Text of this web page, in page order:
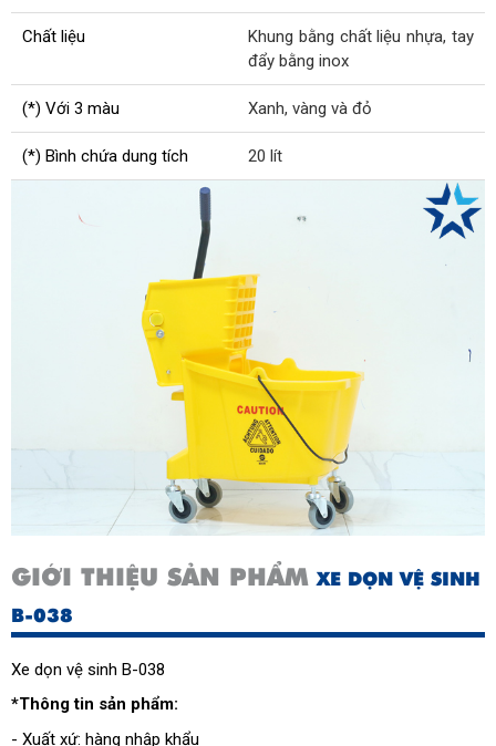
Chất liệu
Khung bằng chất liệu nhựa, tay
đẩy bằng inox
(*) Với 3 màu Xanh, vàng và đỏ
(*) Bình chứa dung tích 20 lít
GIỚI THIỆU SẢN PHẨMXE DỌN VỆ SINH
B-038
Xe dọn vệ sinh B-038
*Thông tin sản phẩm:
- Xuất xứ: hàng nhập khẩu